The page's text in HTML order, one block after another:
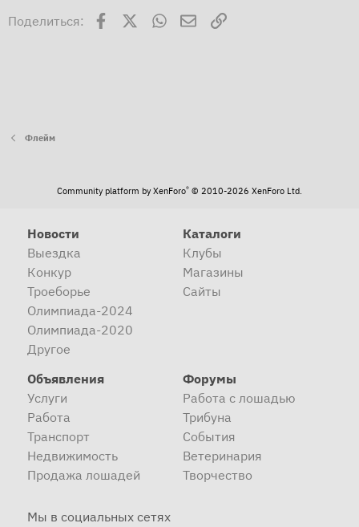
Поделиться: Facebook WhatsAppЭлектронная почта
Ссылка
Флейм
Community platform by XenForo® © 2010-2026 XenForo Ltd.
Новости
Выездка
Конкур
Троеборье
Олимпиада-2024
Олимпиада-2020
Другое
Каталоги
Клубы
Магазины
Сайты
Объявления
Услуги
Работа
Транспорт
Недвижимость
Продажа лошадей
Форумы
Работа с лошадью
Трибуна
События
Ветеринария
Творчество
Мы в социальных сетях